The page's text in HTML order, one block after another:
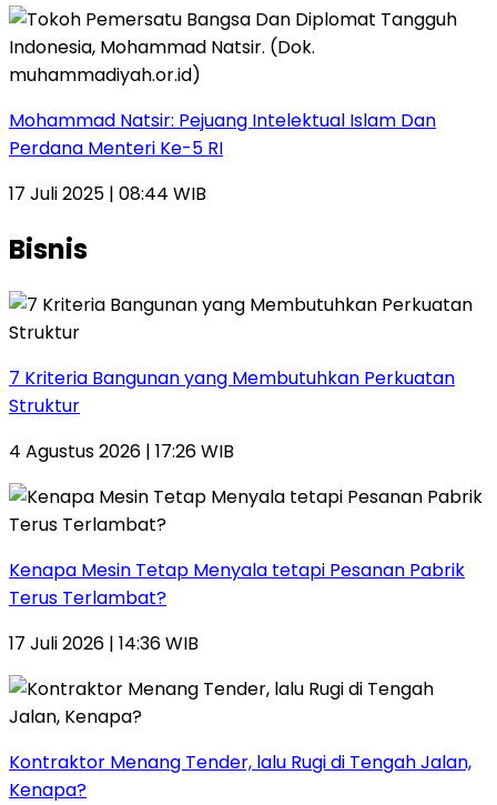
Mohammad Natsir: Pejuang Intelektual Islam Dan
Perdana Menteri Ke-5 RI
17 Juli 2025 | 08:44 WIB
Bisnis
7 Kriteria Bangunan yang Membutuhkan Perkuatan
Struktur
4 Agustus 2026 | 17:26 WIB
Kenapa Mesin Tetap Menyala tetapi Pesanan Pabrik
Terus Terlambat?
17 Juli 2026 | 14:36 WIB
Kontraktor Menang Tender, lalu Rugi di Tengah Jalan,
Kenapa?